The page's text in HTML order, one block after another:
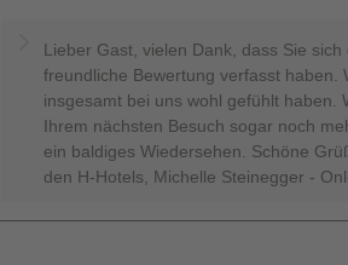
Lieber Gast, vielen Dank, dass Sie
freundliche Bewertung verfasst haben.
insgesamt bei uns wohl gefühlt haben.
Ihrem nächsten Besuch sogar noch
ein baldiges Wiedersehen. Schöne
den H-Hotels, Michelle Steinegger -